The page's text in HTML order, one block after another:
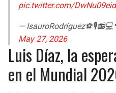
pic.twitter.com/
—
May 27, 2026
Luis Díaz, la
en el Mundial